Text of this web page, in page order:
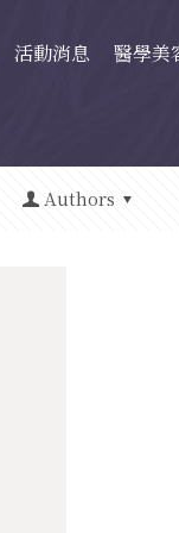
活動消息 醫學美
Authors